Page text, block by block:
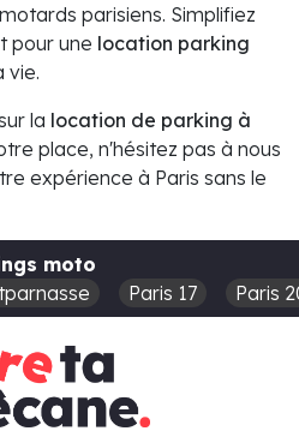
parisiens. Simplifiez
pour une location parking
vie.
la location de parking à
place, n'hésitez pas à nous
expérience à Paris sans le
moto
Paris 17 Paris